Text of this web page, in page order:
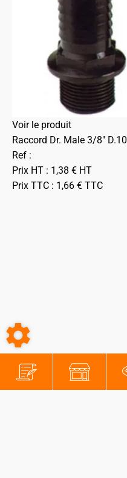
Voir le produit
Raccord Dr. Male 3/8" D.10
Ref :
Prix HT : 1,38 € HT
Prix TTC : 1,66 € TTC